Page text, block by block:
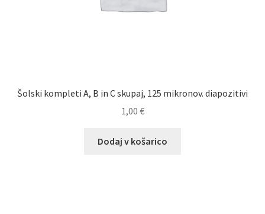
Šolski kompleti A, B in C skupaj, 125 mikronov. diapozitivi
1,00 €
Dodaj v košarico